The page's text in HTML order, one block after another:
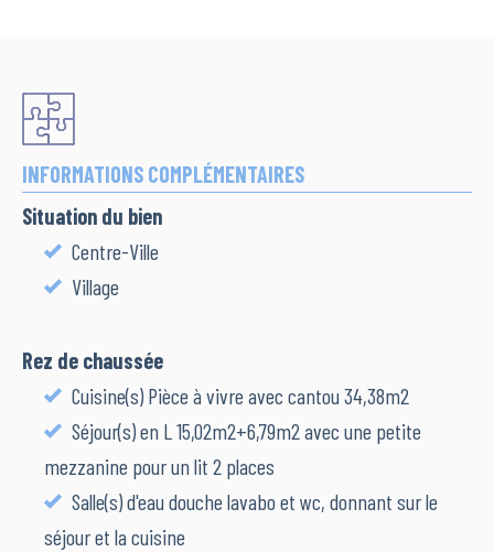
INFORMATIONS COMPLÉMENTAIRES
Situation du bien
Centre-Ville
Village
Rez de chaussée
Cuisine(s) Pièce à vivre avec cantou 34,38m2
Séjour(s) en L 15,02m2+6,79m2 avec une petite
mezzanine pour un lit 2 places
Salle(s) d'eau douche lavabo et wc, donnant sur le
séjour et la cuisine